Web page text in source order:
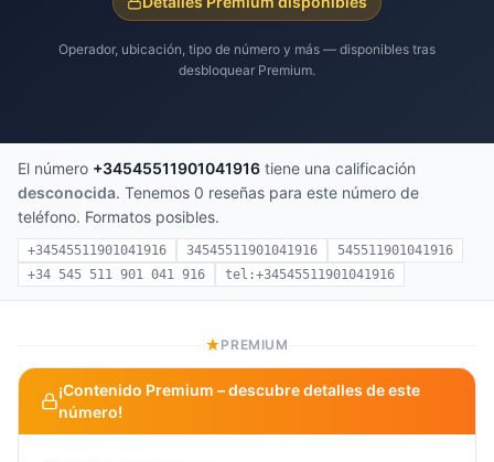
Operador, ubicación, tipo de número y más — disponibles tras
desbloquear Premium.
El número +34545511901041916 tiene una calificación
desconocida. Tenemos 0 reseñas para este número de
teléfono. Formatos posibles.
+34545511901041916 34545511901041916
545511901041916
+34 545 511 901 041 916
tel:+34545511901041916
PREMIUM
¡Contenido Premium – descubre detalles de este
número!